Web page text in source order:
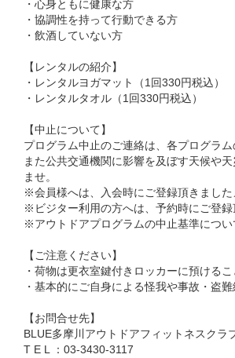
・心身ともに健康な方
・協調性を持って行動できる方
・飲酒していない方
【レンタルの紹介】
・レンタルヨガマット（1回330円税込）
・レンタルタオル（1回330円税込）
【中止について】
プログラム中止のご連絡は、各プログラ
また公共交通機関に影響を及ぼす天候や
ませ。
※会員様へは、入会時にご登録頂きました
※ビジター利用の方へは、予約時にご登録
※アウトドアプログラムの中止基準につい
【ご注意ください】
・荷物は更衣室鍵付きロッカーに預ける
・基本的にご自身による怪我や事故・盗
【お問合せ先】
BLUE多摩川アウトドアフィットネスクラ
T E L ：03-3430-3117